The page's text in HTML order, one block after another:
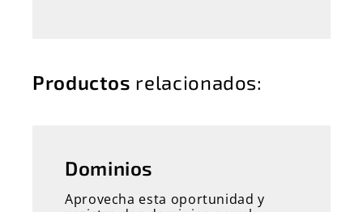
Productos relacionados:
Dominios
Aprovecha esta oportunidad y